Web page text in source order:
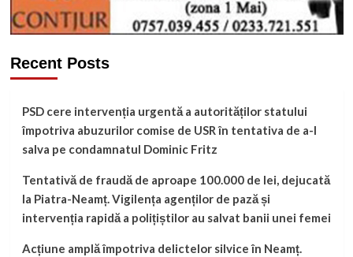
Recent Posts
PSD cere intervenția urgentă a autorităților statului
împotriva abuzurilor comise de USR în tentativa de a-l
salva pe condamnatul Dominic Fritz
Tentativă de fraudă de aproape 100.000 de lei, dejucată
la Piatra-Neamț. Vigilența agenților de pază și
intervenția rapidă a polițiștilor au salvat banii unei femei
Acțiune amplă împotriva delictelor silvice în Neamț.